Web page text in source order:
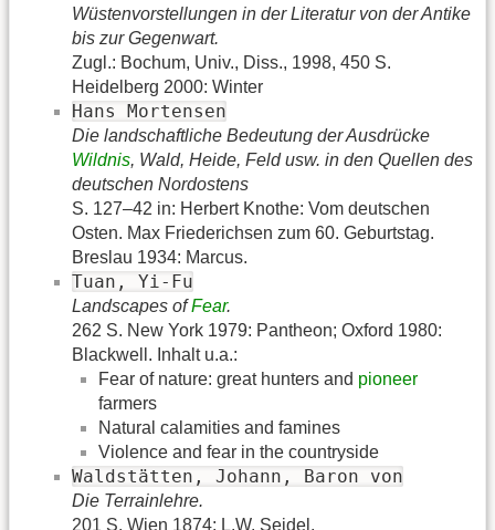
Wüstenvorstellungen in der Literatur von der Antike
bis zur Gegenwart.
Zugl.: Bochum, Univ., Diss., 1998, 450 S.
Heidelberg 2000: Winter
Hans Mortensen
Die landschaftliche Bedeutung der Ausdrücke
Wildnis, Wald, Heide, Feld usw. in den Quellen des
deutschen Nordostens
S. 127–42 in: Herbert Knothe: Vom deutschen
Osten. Max Friederichsen zum 60. Geburtstag.
Breslau 1934: Marcus.
Tuan, Yi-Fu
Landscapes ofFear.
262 S. New York 1979: Pantheon; Oxford 1980:
Blackwell. Inhalt u.a.:
Fear of nature: great hunters and pioneer
farmers
Natural calamities and famines
Violence and fear in the countryside
Waldstätten, Johann, Baron von
Die Terrainlehre.
201 S. Wien 1874: L.W. Seidel.